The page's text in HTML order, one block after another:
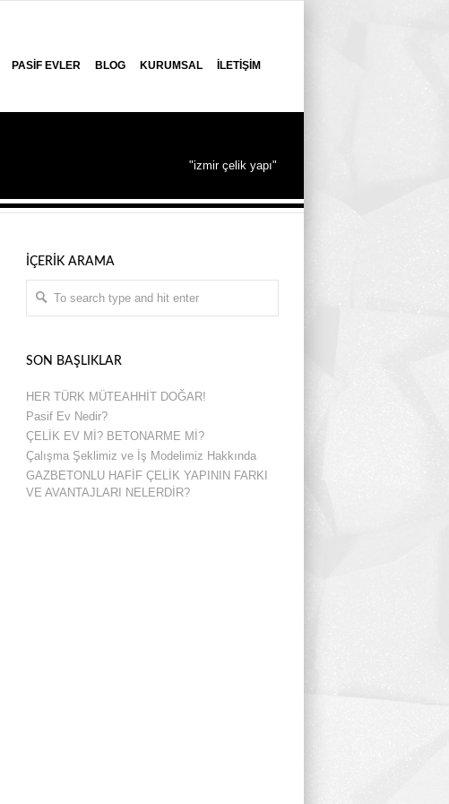
PASIF EVLER BLOG KURUMSAL İLETIŞIM
"izmir çelik yapı"
İÇERİK ARAMA
SON BAŞLIKLAR
HER TÜRK MÜTEAHHİT DOĞAR!
Pasif Ev Nedir?
ÇELİK EV Mİ? BETONARME Mİ?
Çalışma Şeklimiz ve İş Modelimiz Hakkında
GAZBETONLU HAFİF ÇELİK YAPININ FARKI
VE AVANTAJLARI NELERDİR?